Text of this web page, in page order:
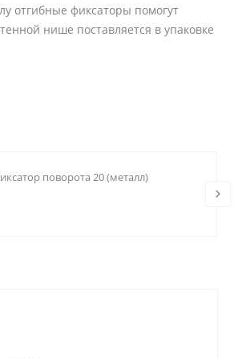
отгибные фиксаторы помогут
нише поставляется в упаковке
поворота 20 (металл)